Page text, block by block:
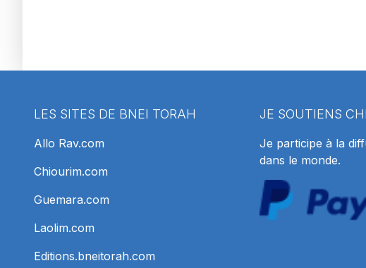
LES SITES DE BNEI TORAH
Allo Rav.com
Chiourim.com
Guemara.com
Laolim.com
Editions.bneitorah.com
JE SOUTIENS
Je participe à la
dans le monde.